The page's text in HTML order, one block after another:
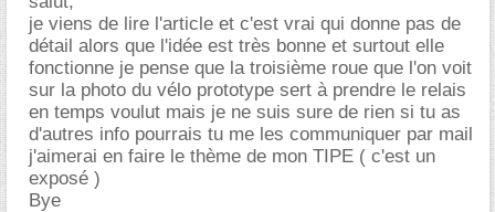
je viens de lire l'article et c'est vrai qui donne pas de
détail alors que l'idée est très bonne et surtout elle
fonctionne je pense que la troisième roue que l'on voit
sur la photo du vélo prototype sert à prendre le relais
en temps voulut mais je ne suis sure de rien si tu as
d'autres info pourrais tu me les communiquer par mail
j'aimerai en faire le thème de mon TIPE ( c'est un
exposé )
Bye